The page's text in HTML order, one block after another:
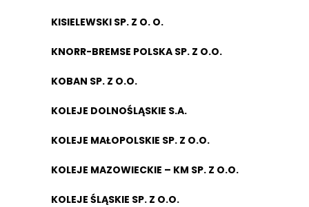
KISIELEWSKI SP. Z O. O.
KNORR-BREMSE POLSKA SP. Z O.O.
KOBAN SP. Z O.O.
KOLEJE DOLNOŚLĄSKIE S.A.
KOLEJE MAŁOPOLSKIE SP. Z O.O.
KOLEJE MAZOWIECKIE – KM SP. Z O.O.
KOLEJE ŚLĄSKIE SP. Z O.O.